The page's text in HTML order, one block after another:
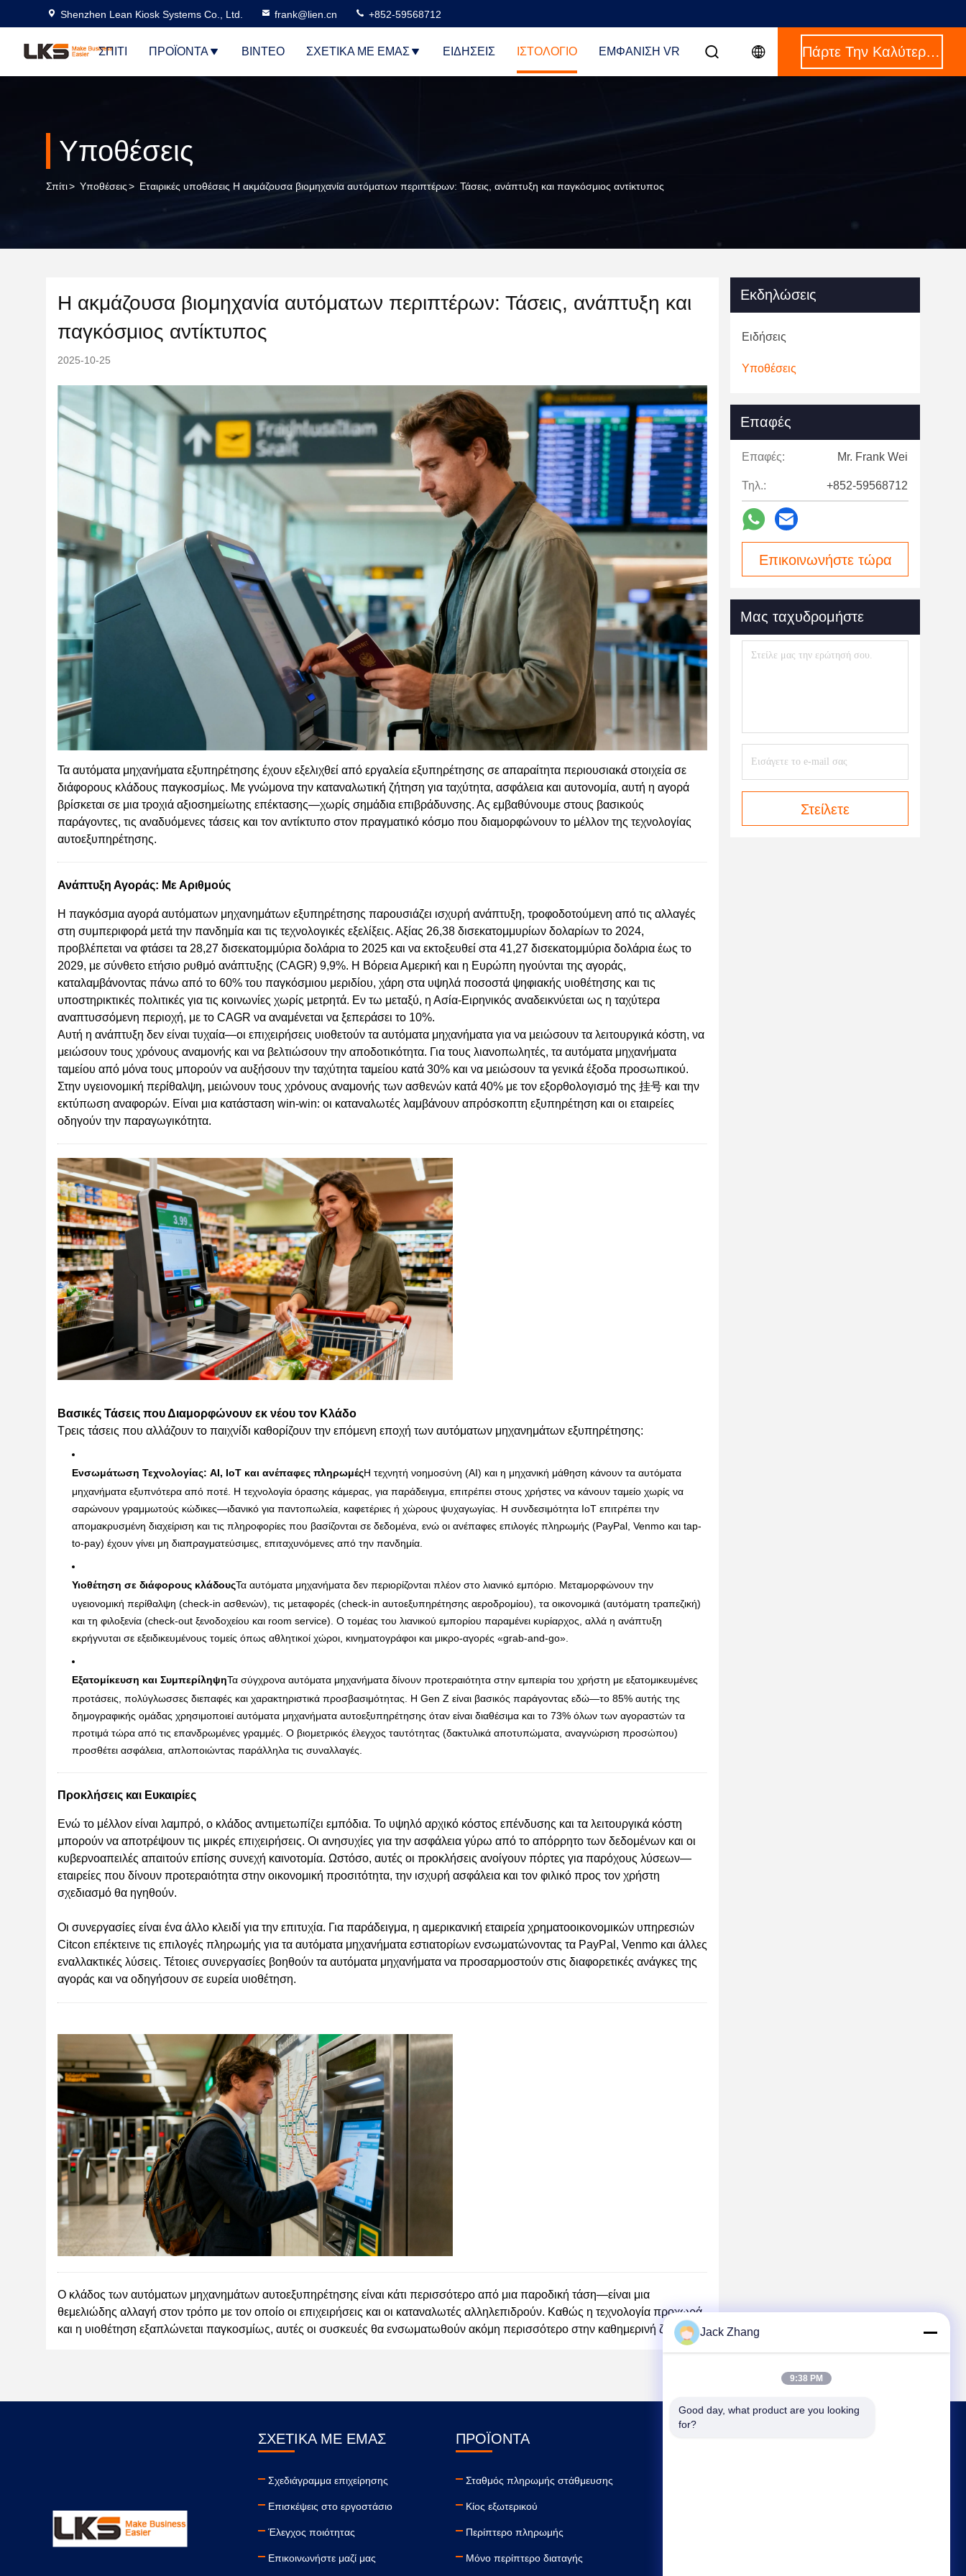
Shenzhen Lean Kiosk Systems Co., Ltd. frank@lien.cn +852-59568712
ΣΠΊΤΙ ΠΡΟΪΌΝΤΑ ΒΊΝΤΕΟ ΣΧΕΤΙΚΆ ΜΕ ΕΜΆΣ ΕΙΔΉΣΕΙΣ ΙΣΤΟΛΌΓΙΟ ΕΜΦΆΝΙΣΗ VR Πάρτε Την Καλύτερη Τιμή
Υποθέσεις
Σπίτι> Υποθέσεις> Εταιρικές υποθέσεις Η ακμάζουσα βιομηχανία αυτόματων περιπτέρων: Τάσεις, ανάπτυξη και παγκόσμιος αντίκτυπος
Η ακμάζουσα βιομηχανία αυτόματων περιπτέρων: Τάσεις, ανάπτυξη και
παγκόσμιος αντίκτυπος
2025-10-25
Τα αυτόματα μηχανήματα εξυπηρέτησης έχουν εξελιχθεί από εργαλεία εξυπηρέτησης σε απαραίτητα περιουσιακά στοιχεία σε
διάφορους κλάδους παγκοσμίως. Με γνώμονα την καταναλωτική ζήτηση για ταχύτητα, ασφάλεια και αυτονομία, αυτή η αγορά
βρίσκεται σε μια τροχιά αξιοσημείωτης επέκτασης—χωρίς σημάδια επιβράδυνσης. Ας εμβαθύνουμε στους βασικούς
παράγοντες, τις αναδυόμενες τάσεις και τον αντίκτυπο στον πραγματικό κόσμο που διαμορφώνουν το μέλλον της τεχνολογίας
αυτοεξυπηρέτησης.
Ανάπτυξη Αγοράς: Με Αριθμούς
Η παγκόσμια αγορά αυτόματων μηχανημάτων εξυπηρέτησης παρουσιάζει ισχυρή ανάπτυξη, τροφοδοτούμενη από τις αλλαγές
στη συμπεριφορά μετά την πανδημία και τις τεχνολογικές εξελίξεις. Αξίας 26,38 δισεκατομμυρίων δολαρίων το 2024,
προβλέπεται να φτάσει τα 28,27 δισεκατομμύρια δολάρια το 2025 και να εκτοξευθεί στα 41,27 δισεκατομμύρια δολάρια έως το
2029, με σύνθετο ετήσιο ρυθμό ανάπτυξης (CAGR) 9,9%. Η Βόρεια Αμερική και η Ευρώπη ηγούνται της αγοράς,
καταλαμβάνοντας πάνω από το 60% του παγκόσμιου μεριδίου, χάρη στα υψηλά ποσοστά ψηφιακής υιοθέτησης και τις
υποστηρικτικές πολιτικές για τις κοινωνίες χωρίς μετρητά. Εν τω μεταξύ, η Ασία-Ειρηνικός αναδεικνύεται ως η ταχύτερα
αναπτυσσόμενη περιοχή, με το CAGR να αναμένεται να ξεπεράσει το 10%.
Αυτή η ανάπτυξη δεν είναι τυχαία—οι επιχειρήσεις υιοθετούν τα αυτόματα μηχανήματα για να μειώσουν τα λειτουργικά κόστη, να
μειώσουν τους χρόνους αναμονής και να βελτιώσουν την αποδοτικότητα. Για τους λιανοπωλητές, τα αυτόματα μηχανήματα
ταμείου από μόνα τους μπορούν να αυξήσουν την ταχύτητα ταμείου κατά 30% και να μειώσουν τα γενικά έξοδα προσωπικού.
Στην υγειονομική περίθαλψη, μειώνουν τους χρόνους αναμονής των ασθενών κατά 40% με τον εξορθολογισμό της 挂号 και την
εκτύπωση αναφορών. Είναι μια κατάσταση win-win: οι καταναλωτές λαμβάνουν απρόσκοπτη εξυπηρέτηση και οι εταιρείες
οδηγούν την παραγωγικότητα.
Βασικές Τάσεις που Διαμορφώνουν εκ νέου τον Κλάδο
Τρεις τάσεις που αλλάζουν το παιχνίδι καθορίζουν την επόμενη εποχή των αυτόματων μηχανημάτων εξυπηρέτησης:
Ενσωμάτωση Τεχνολογίας: AI, IoT και ανέπαφες πληρωμέςΗ τεχνητή νοημοσύνη (AI) και η μηχανική μάθηση κάνουν τα αυτόματα
μηχανήματα εξυπνότερα από ποτέ. Η τεχνολογία όρασης κάμερας, για παράδειγμα, επιτρέπει στους χρήστες να κάνουν ταμείο χωρίς να
σαρώνουν γραμμωτούς κώδικες—ιδανικό για παντοπωλεία, καφετέριες ή χώρους ψυχαγωγίας. Η συνδεσιμότητα IoT επιτρέπει την
απομακρυσμένη διαχείριση και τις πληροφορίες που βασίζονται σε δεδομένα, ενώ οι ανέπαφες επιλογές πληρωμής (PayPal, Venmo και tap-
to-pay) έχουν γίνει μη διαπραγματεύσιμες, επιταχυνόμενες από την πανδημία.
Υιοθέτηση σε διάφορους κλάδουςΤα αυτόματα μηχανήματα δεν περιορίζονται πλέον στο λιανικό εμπόριο. Μεταμορφώνουν την
υγειονομική περίθαλψη (check-in ασθενών), τις μεταφορές (check-in αυτοεξυπηρέτησης αεροδρομίου), τα οικονομικά (αυτόματη τραπεζική)
και τη φιλοξενία (check-out ξενοδοχείου και room service). Ο τομέας του λιανικού εμπορίου παραμένει κυρίαρχος, αλλά η ανάπτυξη
εκρήγνυται σε εξειδικευμένους τομείς όπως αθλητικοί χώροι, κινηματογράφοι και μικρο-αγορές «grab-and-go».
Εξατομίκευση και ΣυμπερίληψηΤα σύγχρονα αυτόματα μηχανήματα δίνουν προτεραιότητα στην εμπειρία του χρήστη με εξατομικευμένες
προτάσεις, πολύγλωσσες διεπαφές και χαρακτηριστικά προσβασιμότητας. Η Gen Z είναι βασικός παράγοντας εδώ—το 85% αυτής της
δημογραφικής ομάδας χρησιμοποιεί αυτόματα μηχανήματα αυτοεξυπηρέτησης όταν είναι διαθέσιμα και το 73% όλων των αγοραστών τα
προτιμά τώρα από τις επανδρωμένες γραμμές. Ο βιομετρικός έλεγχος ταυτότητας (δακτυλικά αποτυπώματα, αναγνώριση προσώπου)
προσθέτει ασφάλεια, απλοποιώντας παράλληλα τις συναλλαγές.
Προκλήσεις και Ευκαιρίες
Ενώ το μέλλον είναι λαμπρό, ο κλάδος αντιμετωπίζει εμπόδια. Το υψηλό αρχικό κόστος επένδυσης και τα λειτουργικά κόστη
μπορούν να αποτρέψουν τις μικρές επιχειρήσεις. Οι ανησυχίες για την ασφάλεια γύρω από το απόρρητο των δεδομένων και οι
κυβερνοαπειλές απαιτούν επίσης συνεχή καινοτομία. Ωστόσο, αυτές οι προκλήσεις ανοίγουν πόρτες για παρόχους λύσεων—
εταιρείες που δίνουν προτεραιότητα στην οικονομική προσιτότητα, την ισχυρή ασφάλεια και τον φιλικό προς τον χρήστη
σχεδιασμό θα ηγηθούν.
Οι συνεργασίες είναι ένα άλλο κλειδί για την επιτυχία. Για παράδειγμα, η αμερικανική εταιρεία χρηματοοικονομικών υπηρεσιών
Citcon επέκτεινε τις επιλογές πληρωμής για τα αυτόματα μηχανήματα εστιατορίων ενσωματώνοντας τα PayPal, Venmo και άλλες
εναλλακτικές λύσεις. Τέτοιες συνεργασίες βοηθούν τα αυτόματα μηχανήματα να προσαρμοστούν στις διαφορετικές ανάγκες της
αγοράς και να οδηγήσουν σε ευρεία υιοθέτηση.
Ο κλάδος των αυτόματων μηχανημάτων αυτοεξυπηρέτησης είναι κάτι περισσότερο από μια παροδική τάση—είναι μια
θεμελιώδης αλλαγή στον τρόπο με τον οποίο οι επιχειρήσεις και οι καταναλωτές αλληλεπιδρούν. Καθώς η τεχνολογία προχωρά
και η υιοθέτηση εξαπλώνεται παγκοσμίως, αυτές οι συσκευές θα ενσωματωθούν ακόμη περισσότερο στην καθημερινή ζωή.
Εκδηλώσεις
Ειδήσεις
Υποθέσεις
Επαφές
Επαφές: Mr. Frank Wei
Τηλ.: +852-59568712
Επικοινωνήστε τώρα
Μας ταχυδρομήστε
Στείλετε
ΣΧΕΤΙΚΆ ΜΕ ΕΜΆΣ
Σχεδιάγραμμα επιχείρησης
Επισκέψεις στο εργοστάσιο
Έλεγχος ποιότητας
Επικοινωνήστε μαζί μας
ΠΡΟΪΌΝΤΑ
Σταθμός πληρωμής στάθμευσης
Κίος εξωτερικού
Περίπτερο πληρωμής
Μόνο περίπτερο διαταγής
Jack Zhang
9:38 PM
Good day, what product are you looking
for?